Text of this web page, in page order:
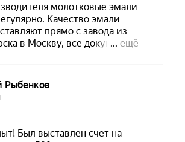
CERTA-PATINA
цвет
для декоративного
рельефа и создания эффекта
декоративный эффект